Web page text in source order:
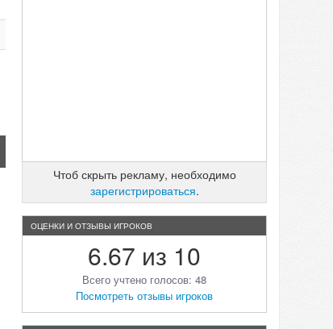
Чтоб скрыть рекламу, необходимо
зарегистрироваться.
ОЦЕНКИ И ОТЗЫВЫ ИГРОКОВ
6.67 из 10
Всего учтено голосов: 48
Посмотреть отзывы игроков